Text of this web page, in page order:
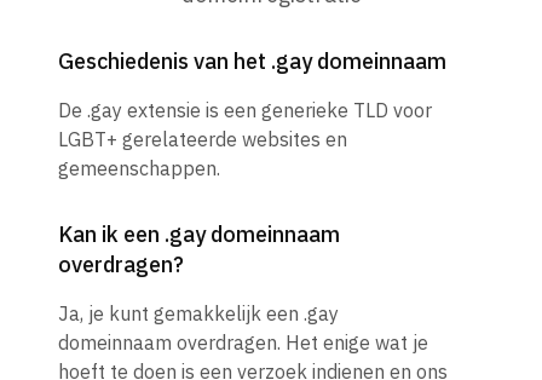
Geschiedenis van het .gay domeinnaam
De .gay extensie is een generieke TLD voor
LGBT+ gerelateerde websites en
gemeenschappen.
Kan ik een .gay domeinnaam
overdragen?
Ja, je kunt gemakkelijk een .gay
domeinnaam overdragen. Het enige wat je
hoeft te doen is een verzoek indienen en ons